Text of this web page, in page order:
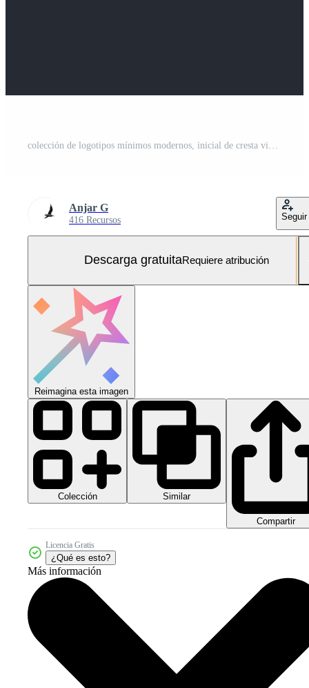
Anjar G
416 Recursos Seguir
Descarga gratuitaRequiere atribución
Reimagina esta imagen
Colección Similar
Compartir
Licencia Gratis
¿Qué es esto?
Más información